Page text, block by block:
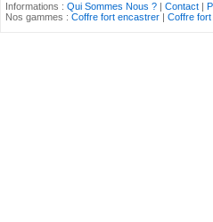
Informations :Qui Sommes Nous ? |Contact |
Nos gammes :Coffre fort encastrer |Coffre